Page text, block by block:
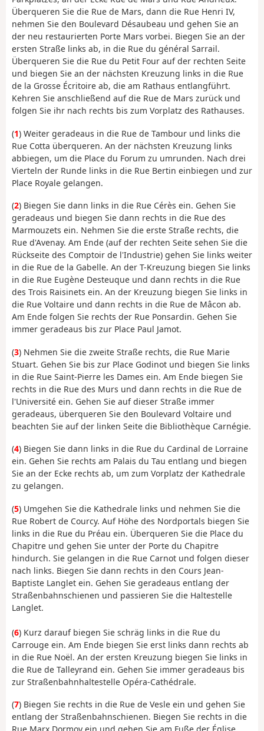
Überqueren Sie die Rue de Mars, dann die Rue Henri IV,
nehmen Sie den Boulevard Désaubeau und gehen Sie an
der neu restaurierten Porte Mars vorbei. Biegen Sie an der
ersten Straße links ab, in die Rue du général Sarrail.
Überqueren Sie die Rue du Petit Four auf der rechten Seite
und biegen Sie an der nächsten Kreuzung links in die Rue
de la Grosse Écritoire ab, die am Rathaus entlangführt.
Kehren Sie anschließend auf die Rue de Mars zurück und
folgen Sie ihr nach rechts bis zum Vorplatz des Rathauses.
(1) Weiter geradeaus in die Rue de Tambour und links die
Rue Cotta überqueren. An der nächsten Kreuzung links
abbiegen, um die Place du Forum zu umrunden. Nach drei
Vierteln der Runde links in die Rue Bertin einbiegen und zur
Place Royale gelangen.
(2) Biegen Sie dann links in die Rue Cérès ein. Gehen Sie
geradeaus und biegen Sie dann rechts in die Rue des
Marmouzets ein. Nehmen Sie die erste Straße rechts, die
Rue d'Avenay. Am Ende (auf der rechten Seite sehen Sie die
Rückseite des Comptoir de l'Industrie) gehen Sie links weiter
in die Rue de la Gabelle. An der T-Kreuzung biegen Sie links
in die Rue Eugène Desteuque und dann rechts in die Rue
des Trois Raisinets ein. An der Kreuzung biegen Sie links in
die Rue Voltaire und dann rechts in die Rue de Mâcon ab.
Am Ende folgen Sie rechts der Rue Ponsardin. Gehen Sie
immer geradeaus bis zur Place Paul Jamot.
(3) Nehmen Sie die zweite Straße rechts, die Rue Marie
Stuart. Gehen Sie bis zur Place Godinot und biegen Sie links
in die Rue Saint-Pierre les Dames ein. Am Ende biegen Sie
rechts in die Rue des Murs und dann rechts in die Rue de
l'Université ein. Gehen Sie auf dieser Straße immer
geradeaus, überqueren Sie den Boulevard Voltaire und
beachten Sie auf der linken Seite die Bibliothèque Carnégie.
(4) Biegen Sie dann links in die Rue du Cardinal de Lorraine
ein. Gehen Sie rechts am Palais du Tau entlang und biegen
Sie an der Ecke rechts ab, um zum Vorplatz der Kathedrale
zu gelangen.
(5) Umgehen Sie die Kathedrale links und nehmen Sie die
Rue Robert de Courcy. Auf Höhe des Nordportals biegen Sie
links in die Rue du Préau ein. Überqueren Sie die Place du
Chapitre und gehen Sie unter der Porte du Chapitre
hindurch. Sie gelangen in die Rue Carnot und folgen dieser
nach links. Biegen Sie dann rechts in den Cours Jean-
Baptiste Langlet ein. Gehen Sie geradeaus entlang der
Straßenbahnschienen und passieren Sie die Haltestelle
Langlet.
(6) Kurz darauf biegen Sie schräg links in die Rue du
Carrouge ein. Am Ende biegen Sie erst links dann rechts ab
in die Rue Noël. An der ersten Kreuzung biegen Sie links in
die Rue de Talleyrand ein. Gehen Sie immer geradeaus bis
zur Straßenbahnhaltestelle Opéra-Cathédrale.
(7) Biegen Sie rechts in die Rue de Vesle ein und gehen Sie
entlang der Straßenbahnschienen. Biegen Sie rechts in die